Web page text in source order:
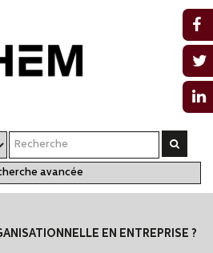
avancée
EN ENTREPRISE ?